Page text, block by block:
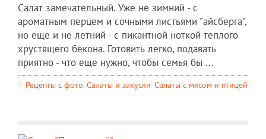
Салат замечательный. Уже не зимний - с
ароматным перцем и сочными листьями "айсберга",
но еще и не летний - с пикантной ноткой теплого
хрустящего бекона. Готовить легко, подавать
приятно - что еще нужно, чтобы семья бы ...
Рецепты c фото, Салаты и закуски, Салаты с мясом и птицей